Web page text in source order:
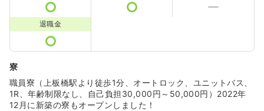
退職金
寮
職員寮（上板橋駅より徒歩1分、オートロック、ユニットバス、
1R、年齢制限なし、自己負担30,000円～50,000円）2022年
12月に新築の寮もオープンしました！